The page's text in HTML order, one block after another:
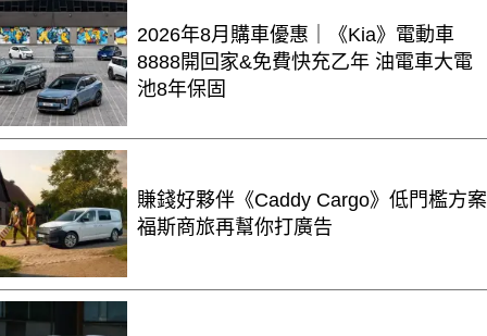
2026年8月購車優惠｜《Kia》電動車
8888開回家&免費快充乙年 油電車大電
池8年保固
賺錢好夥伴《Caddy Cargo》低門檻方案
福斯商旅再幫你打廣告